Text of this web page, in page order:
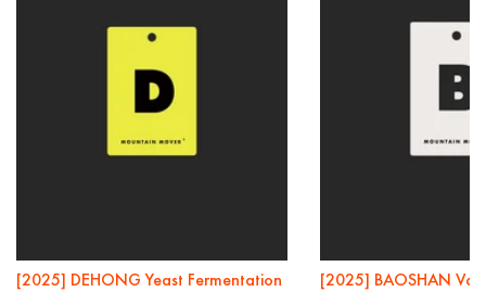
[2025] DEHONG Yeast Fermentation
[2025] BAOSHAN